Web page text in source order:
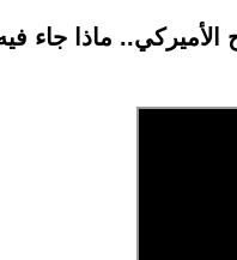
الأميركي.. ماذا جاء